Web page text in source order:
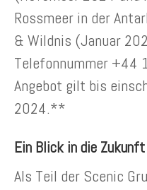
Rossmeer in der
& Wildnis (Januar
Telefonnummer +44
Angebot gilt bis
2024.**
Ein Blick in die Zukunft
Als Teil der Scenic